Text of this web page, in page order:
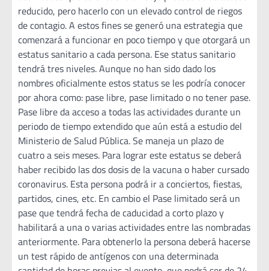
reducido, pero hacerlo con un elevado control de riegos
de contagio. A estos fines se generó una estrategia que
comenzará a funcionar en poco tiempo y que otorgará un
estatus sanitario a cada persona. Ese status sanitario
tendrá tres niveles. Aunque no han sido dado los
nombres oficialmente estos status se les podría conocer
por ahora como: pase libre, pase limitado o no tener pase.
Pase libre da acceso a todas las actividades durante un
periodo de tiempo extendido que aún está a estudio del
Ministerio de Salud Pública. Se maneja un plazo de
cuatro a seis meses. Para lograr este estatus se deberá
haber recibido las dos dosis de la vacuna o haber cursado
coronavirus. Esta persona podrá ir a conciertos, fiestas,
partidos, cines, etc. En cambio el Pase limitado será un
pase que tendrá fecha de caducidad a corto plazo y
habilitará a una o varias actividades entre las nombradas
anteriormente. Para obtenerlo la persona deberá hacerse
un test rápido de antígenos con una determinada